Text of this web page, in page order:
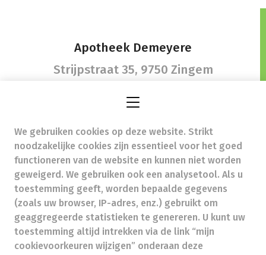
Apotheek Demeyere
Strijpstraat 35, 9750 Zingem
info@apotheekdemeyere.be - Ondernemingsnummer
(BTW nr.) (BE)0422822208
Beroepstitel: Apotheker werkzaam in België
Beroepsvereniging: Algemene Pharmaceutische
Bond autorisatienummer FAGG 455702
Valt onder toezicht van de Orde der Apothekers,
02/537.42.67, Henri Jasparlaan 94 1060 Brussel
Deontologie:
Code van de farmaceutische plichtenleer
Tarieven terugbetaalde zorg
We gebruiken cookies op deze website. Strikt
noodzakelijke cookies zijn essentieel voor het goed
functioneren van de website en kunnen niet worden
geweigerd. We gebruiken ook een analysetool. Als u
toestemming geeft, worden bepaalde gegevens
(zoals uw browser, IP-adres, enz.) gebruikt om
geaggregeerde statistieken te genereren. U kunt uw
toestemming altijd intrekken via de link “mijn
cookievoorkeuren wijzigen” onderaan deze